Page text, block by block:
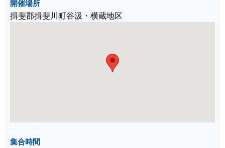
開催場所
揖斐郡揖斐川町谷汲・横蔵地区
集合時間